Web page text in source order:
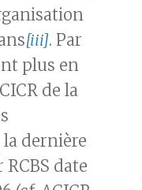
[iii]. Par
plus en
de la
dernière
date